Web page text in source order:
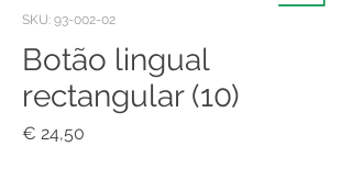
SKU: 93-002-02
Botão lingual
rectangular (10)
€ 24,50